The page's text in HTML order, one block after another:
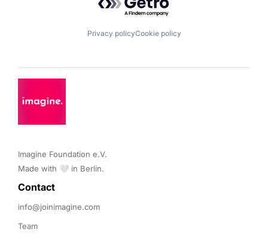
Privacy policyCookie policy
Imagine Foundation e.V.
Made with 🤍 in Berlin.
Contact
info@joinimagine.com
Team